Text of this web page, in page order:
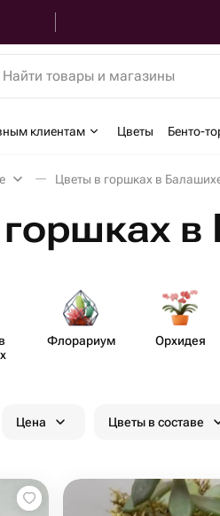
Найти товары и магазины
клиентам Цветы Бенто-
Цветы в горшках в
Флорариум Орхидея
Цена Цветы в составе